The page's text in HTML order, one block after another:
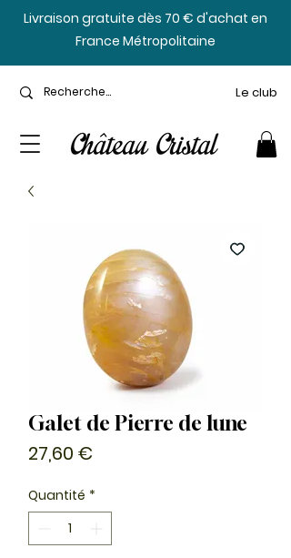
​Livraison gratuite dès 70 € d'achat en
France Métropolitaine
Le club
Galet de Pierre de lune
27,60 €
Quantité *